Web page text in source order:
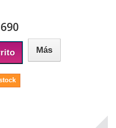
Más